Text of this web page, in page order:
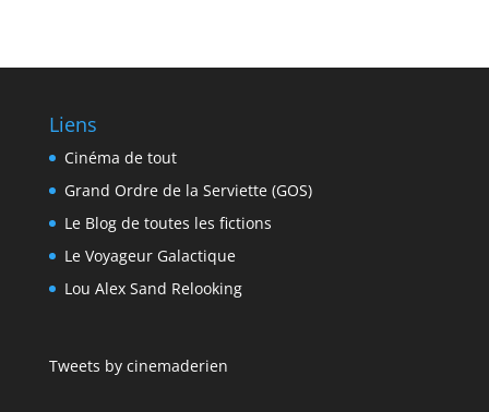
Liens
Cinéma de tout
Grand Ordre de la Serviette (GOS)
Le Blog de toutes les fictions
Le Voyageur Galactique
Lou Alex Sand Relooking
Tweets by cinemaderien